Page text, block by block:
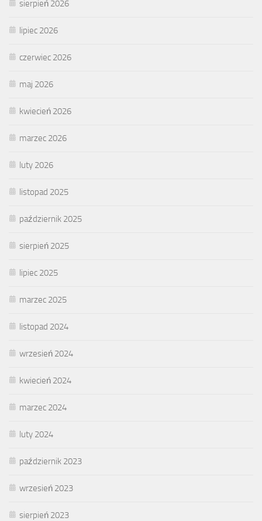
sierpień 2026
lipiec 2026
czerwiec 2026
maj 2026
kwiecień 2026
marzec 2026
luty 2026
listopad 2025
październik 2025
sierpień 2025
lipiec 2025
marzec 2025
listopad 2024
wrzesień 2024
kwiecień 2024
marzec 2024
luty 2024
październik 2023
wrzesień 2023
sierpień 2023